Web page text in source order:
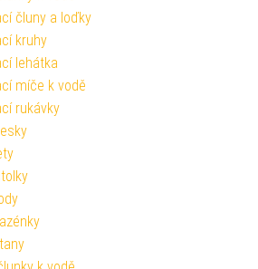
čluny a loďky
kruhy
lehátka
míče k vodě
rukávky